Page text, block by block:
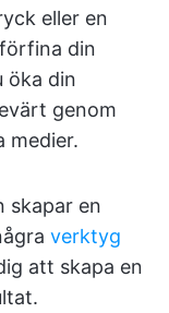
eller en
din
öka din
genom
medier.
skapar en
verktyg
att skapa en